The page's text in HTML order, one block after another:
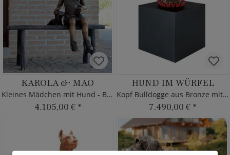
KAROLA & MAO
Kleines Mädchen mit Hund - Bronze
4.105,00 € *
HUND IM WÜRFEL
Kopf Bulldogge aus Bronze mit Halskrause
7.490,00 € *